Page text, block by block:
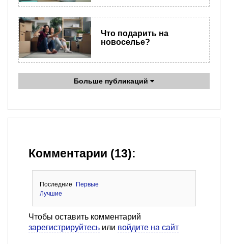
Что подарить на
новоселье?
Больше публикаций
Комментарии (13):
Последние
Первые
Лучшие
Чтобы оставить комментарий
зарегистрируйтесь или войдите на сайт